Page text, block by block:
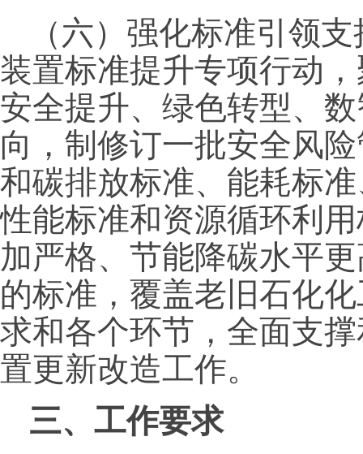
（六）强化标准引领
装置标准提升专项行动
安全提升、绿色转型、
向，制修订一批安全风
和碳排放标准、能耗标
性能标准和资源循环利
加严格、节能降碳水平
的标准，覆盖老旧石化
求和各个环节，全面支
置更新改造工作。
三、工作要求